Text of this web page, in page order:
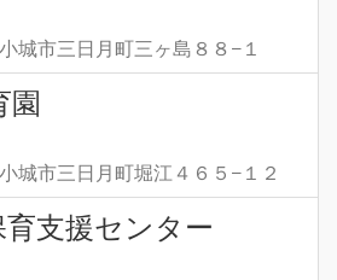
城市三日月町三ヶ島８８−１
園
城市三日月町堀江４６５−１２
支援センター